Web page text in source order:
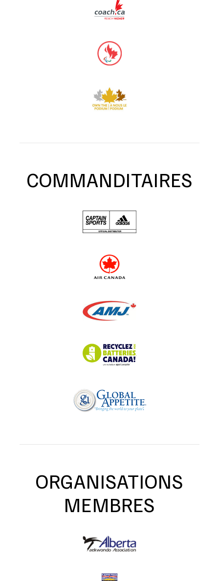
COMMANDITAIRES
ORGANISATIONS
MEMBRES